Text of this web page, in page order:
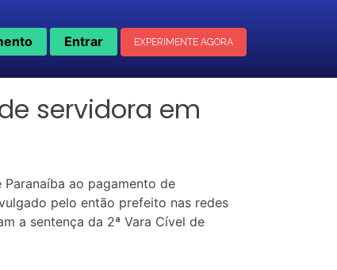
Entrar EXPERIMENTE AGORA
servidora em
ao pagamento de
pelo então prefeito nas redes
a sentença da 2ª Vara Cível de